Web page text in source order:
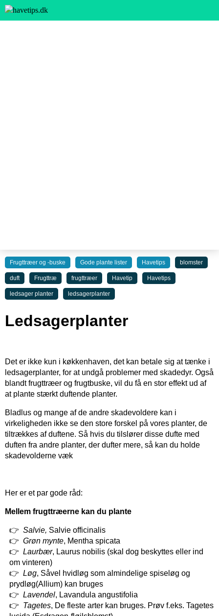
Frugttræer og -buske Gode plante lister Havetips blomster
duft Frugttræ frugttræer Havetip Havetips
ledsager planter ledsagerplanter
Ledsagerplanter
Det er ikke kun i køkkenhaven, det kan betale sig at tænke i
ledsagerplanter, for at undgå problemer med skadedyr. Også
blandt frugttræer og frugtbuske, vil du få en stor effekt ud af
at plante stærkt duftende planter.
Bladlus og mange af de andre skadevoldere kan i
virkeligheden ikke se den store forskel på vores planter, de
tiltrækkes af duftene. Så hvis du tilslører disse dufte med
duften fra andre planter, der dufter mere, så kan du holde
skadevolderne væk
Her er et par gode råd:
Mellem frugttræerne kan du plante
Salvie, Salvie officinalis
Grøn mynte, Mentha spicata
Laurbær, Laurus nobilis (skal dog beskyttes eller ind
om vinteren)
Løg, Såvel hvidløg som almindelige spiseløg og
prydløg(Allium) kan bruges
Lavendel, Lavandula angustifolia
Tagetes, De fleste arter kan bruges. Prøv f.eks. Tagetes